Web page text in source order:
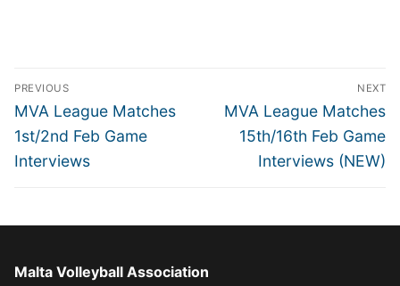
Post
navigation
PREVIOUS
Previous
post:
MVA League Matches
1st/2nd Feb Game
Interviews
NEXT
Next
post:
MVA League Matches
15th/16th Feb Game
Interviews (NEW)
Malta Volleyball Association